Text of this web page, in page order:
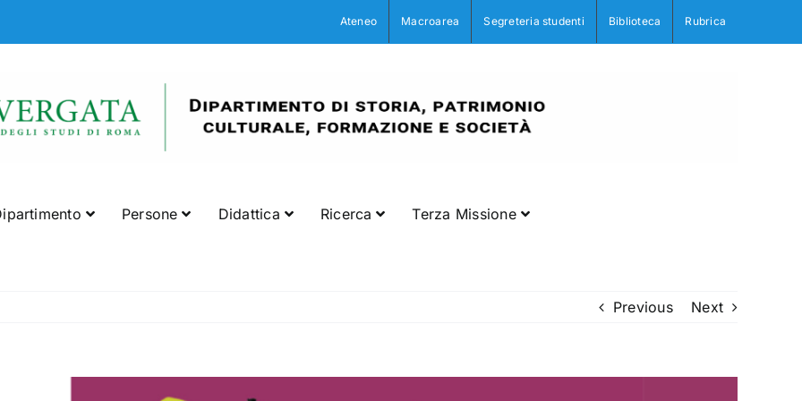
Ateneo Macroarea Segreteria studenti Biblioteca Rubrica
Persone Didattica Ricerca Terza Missione
Previous Next